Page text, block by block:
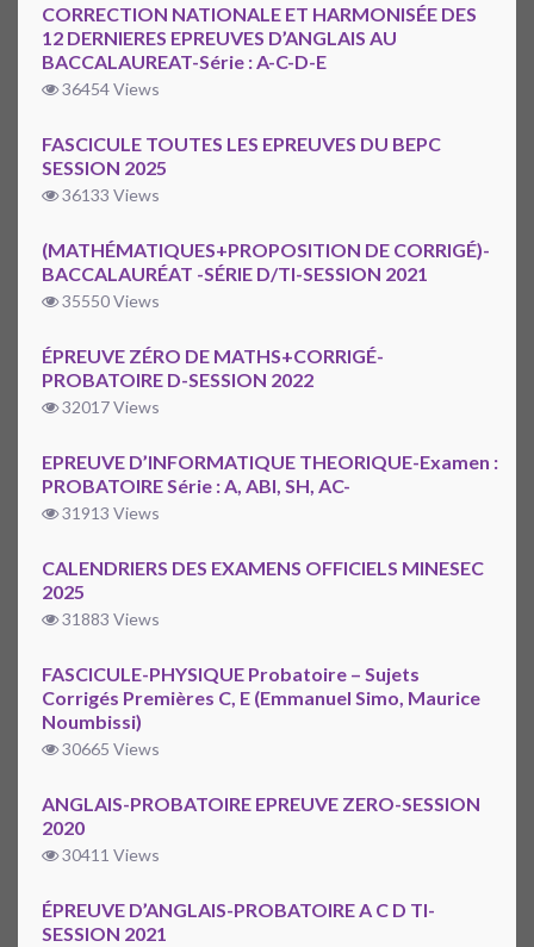
CORRECTION NATIONALE ET HARMONISÉE DES
12 DERNIERES EPREUVES D’ANGLAIS AU
BACCALAUREAT-Série : A-C-D-E
36454 Views
FASCICULE TOUTES LES EPREUVES DU BEPC
SESSION 2025
36133 Views
(MATHÉMATIQUES+PROPOSITION DE CORRIGÉ)-
BACCALAURÉAT -SÉRIE D/TI-SESSION 2021
35550 Views
ÉPREUVE ZÉRO DE MATHS+CORRIGÉ-
PROBATOIRE D-SESSION 2022
32017 Views
EPREUVE D’INFORMATIQUE THEORIQUE-Examen :
PROBATOIRE Série : A, ABI, SH, AC-
31913 Views
CALENDRIERS DES EXAMENS OFFICIELS MINESEC
2025
31883 Views
FASCICULE-PHYSIQUE Probatoire – Sujets
Corrigés Premières C, E (Emmanuel Simo, Maurice
Noumbissi)
30665 Views
ANGLAIS-PROBATOIRE EPREUVE ZERO-SESSION
2020
30411 Views
ÉPREUVE D’ANGLAIS-PROBATOIRE A C D TI-
SESSION 2021